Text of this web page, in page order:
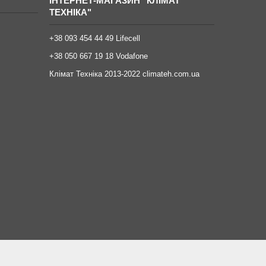
ТЕХНІКА"
+38 093 454 44 49 Lifecell
+38 050 667 19 18 Vodafone
Клімат Техніка 2013-2022 climateh.com.ua